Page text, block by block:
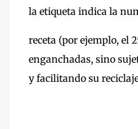
la etiqueta indica la
receta (por ejemplo, el
enganchadas, sino
y facilitando su